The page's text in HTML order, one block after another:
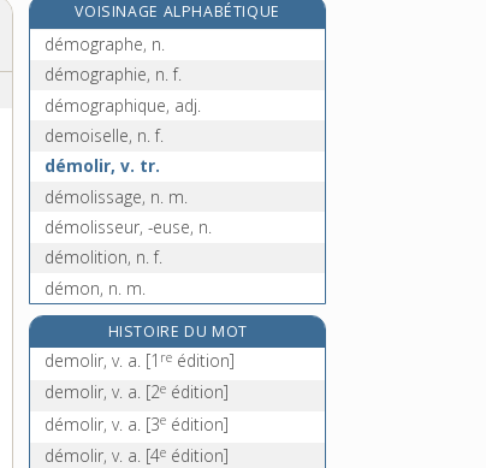
VOISINAGE ALPHABÉTIQUE
démoder (se), v. pron.
démographe, n.
démographie, n. f.
démographique, adj.
demoiselle, n. f.
démolir, v. tr.
démolissage, n. m.
démolisseur, -euse, n.
démolition, n. f.
démon, n. m.
démonétisation, n. f.
démonétiser, v. tr.
démonographie, n. f.
HISTOIRE DU MOT
demolir, v. a. [1 re édition]
demolir, v. a. [2e édition]
démolir, v. a. [3e édition]
démolir, v. a. [4e édition]